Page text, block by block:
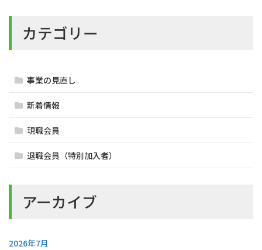
カテゴリー
事業の見直し
新着情報
現職会員
退職会員（特別加入者）
アーカイブ
2026年7月